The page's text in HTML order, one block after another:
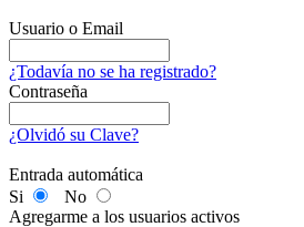
Usuario o Email
¿Todavía no se ha registrado?
Contraseña
¿Olvidó su Clave?
Entrada automática
Si
No
Agregarme a los usuarios activos